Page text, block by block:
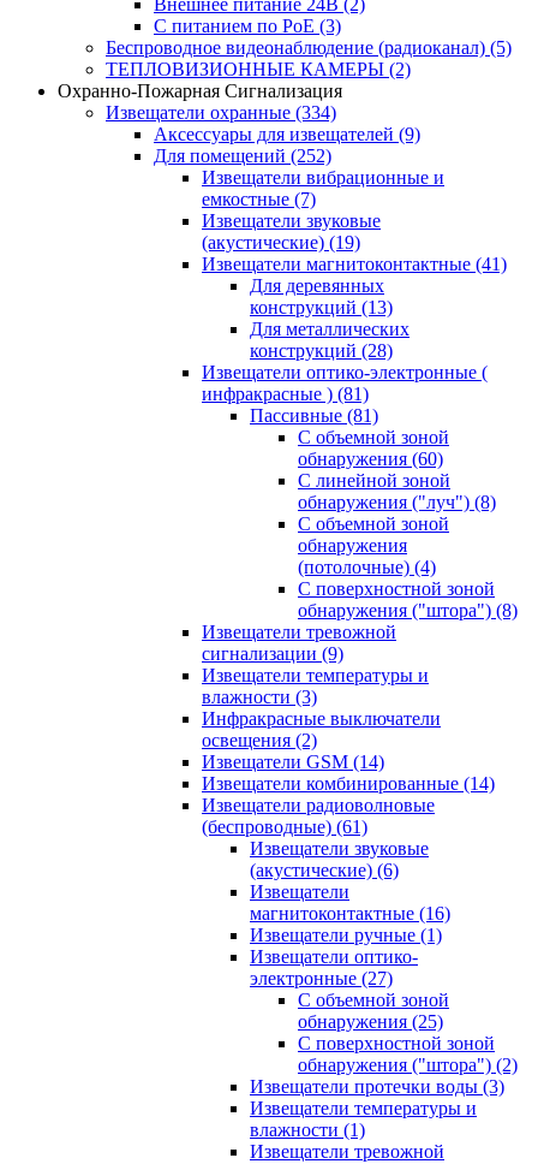
Внешнее питание 24В (2)
С питанием по PoE (3)
Беспроводное видеонаблюдение (радиоканал) (5)
ТЕПЛОВИЗИОННЫЕ КАМЕРЫ (2)
Охранно-Пожарная Сигнализация
Извещатели охранные (334)
Аксессуары для извещателей (9)
Для помещений (252)
Извещатели вибрационные и
емкостные (7)
Извещатели звуковые
(акустические) (19)
Извещатели магнитоконтактные (41)
Для деревянных
конструкций (13)
Для металлических
конструкций (28)
Извещатели оптико-электронные (
инфракрасные ) (81)
Пассивные (81)
С объемной зоной
обнаружения (60)
С линейной зоной
обнаружения ("луч") (8)
С объемной зоной
обнаружения
(потолочные) (4)
С поверхностной зоной
обнаружения ("штора") (8)
Извещатели тревожной
сигнализации (9)
Извещатели температуры и
влажности (3)
Инфракрасные выключатели
освещения (2)
Извещатели GSM (14)
Извещатели комбинированные (14)
Извещатели радиоволновые
(беспроводные) (61)
Извещатели звуковые
(акустические) (6)
Извещатели
магнитоконтактные (16)
Извещатели ручные (1)
Извещатели оптико-
электронные (27)
С объемной зоной
обнаружения (25)
С поверхностной зоной
обнаружения ("штора") (2)
Извещатели протечки воды (3)
Извещатели температуры и
влажности (1)
Извещатели тревожной